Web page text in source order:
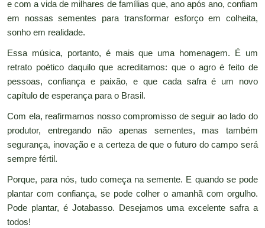
e com a vida de milhares de famílias que, ano após ano, confiam
em nossas sementes para transformar esforço em colheita,
sonho em realidade.
Essa música, portanto, é mais que uma homenagem. É um
retrato poético daquilo que acreditamos: que o agro é feito de
pessoas, confiança e paixão, e que cada safra é um novo
capítulo de esperança para o Brasil.
Com ela, reafirmamos nosso compromisso de seguir ao lado do
produtor, entregando não apenas sementes, mas também
segurança, inovação e a certeza de que o futuro do campo será
sempre fértil.
Porque, para nós, tudo começa na semente. E quando se pode
plantar com confiança, se pode colher o amanhã com orgulho.
Pode plantar, é Jotabasso. Desejamos uma excelente safra a
todos!